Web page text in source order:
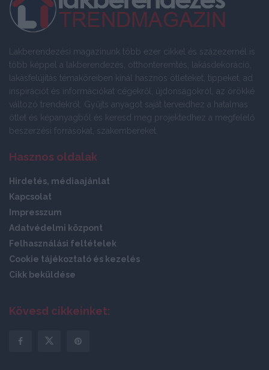
Lakberendezési magazinunk több ezer cikkel és százezernél is
több képpel a lakberendezés, otthonteremtés, lakásdekoráció,
lakásfelújítás témaköreiben kínál hasznos ötleteket, tippeket, ad
inspirációt és információkat cégekről, újdonságokról, az örökké
változó trendekről. Gyűjts anyagot saját terveidhez a hatalmas
ötlet és képanyagból és keresd meg projektedhez a megfelelő
beszerzési forrásokat, szakembereket.
Hasznos oldalak
Hirdetés, médiaajánlat
Kapcsolat
Impresszum
Adatvédelmi központ
Felhasználási feltételek
Cookie tájékoztató és kezelés
Cikk beküldése
Kövesd cikkeinket: